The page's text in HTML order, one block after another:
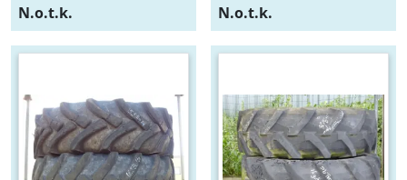
N.o.t.k.
N.o.t.k.